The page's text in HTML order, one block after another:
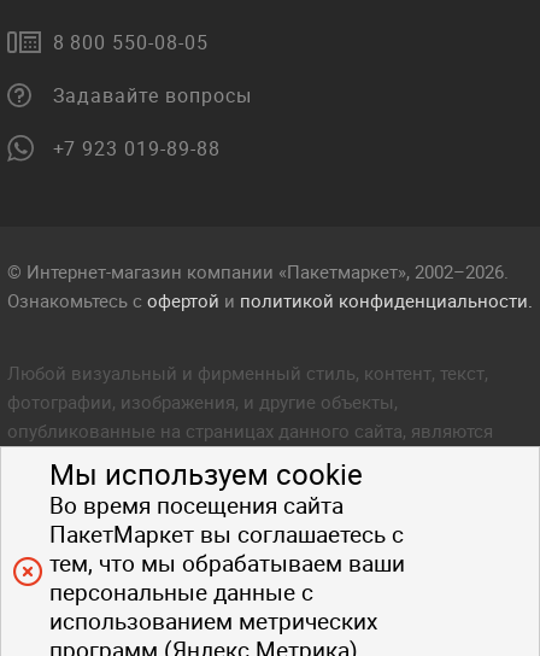
Мы используем cookie
Во время посещения сайта
ПакетМаркет вы соглашаетесь с
тем, что мы обрабатываем ваши
персональные данные с
использованием метрических
8 800 550-08-05
Задавайте вопросы
+7 923 019-89-88
© Интернет-магазин компании «Пакетмаркет», 2002–2026.
Ознакомьтесь с офертой и политикой конфиденциальности.
Любой визуальный и фирменный стиль, контент, текст,
фотографии, изображения, и другие объекты,
опубликованные на страницах данного сайта, являются
объектом прав интеллектуальной собственности компании
Пакетмаркет. Любое копирование стиля, контента, текста,
фотографий, изображений и других объектов данного сайта
запрещено.